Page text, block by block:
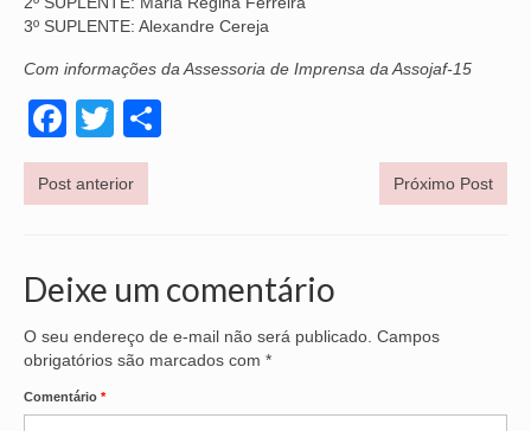
ANALISTAS JUDICIÁRIOS
ACESSIBILIDADE E INCLUSÃO
LGBTQIA+
MULHERES
TÉCNICOS JUDICIÁRIOS
TECNOLOGIA DA INFORMAÇÃO
3º SUPLENTE: Alexandre Cereja
Com informações da Assessoria de Imprensa da Assojaf-15
Facebook
Twitter
Post anterior Próximo Post
Deixe um comentário
O seu endereço de e-mail não será publicado. Campos
obrigatórios são marcados com *
Comentário *